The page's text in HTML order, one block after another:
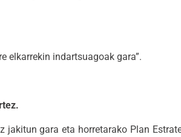
elkarrekin indartsuagoak gara”.
gara eta horretarako Plan